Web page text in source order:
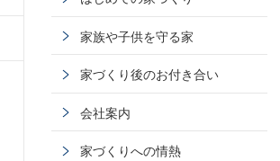
家族や子供を守る家
家づくり後のお付き合い
会社案内
家づくりへの情熱